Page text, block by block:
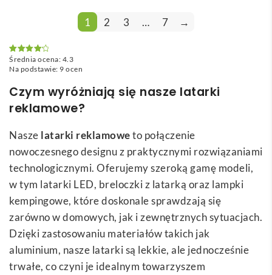
1 2 3 … 7 →
Oceniono
4.3
na 5
Średnia ocena: 4.3
Na podstawie: 9 ocen
Czym wyróżniają się nasze latarki
reklamowe?
Nasze latarki reklamoweto połączenie
nowoczesnego designu z praktycznymi rozwiązaniami
technologicznymi. Oferujemy szeroką gamę modeli,
w tym latarki LED, breloczki z latarką oraz lampki
kempingowe, które doskonale sprawdzają się
zarówno w domowych, jak i zewnętrznych sytuacjach.
Dzięki zastosowaniu materiałów takich jak
aluminium, nasze latarki są lekkie, ale jednocześnie
trwałe, co czyni je idealnym towarzyszem